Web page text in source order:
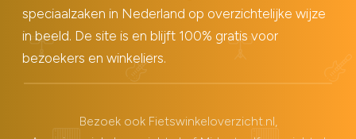
speciaalzaken in Nederland op overzichtelijke wijze
in beeld. De site is en blijft 100% gratis voor
bezoekers en winkeliers.
Bezoek ook Fietswinkeloverzicht.nl,